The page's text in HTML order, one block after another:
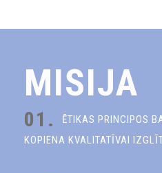
MISIJA
01.
ĒTIKAS PRINCIPOS
KOPIENA KVALITATĪVAI